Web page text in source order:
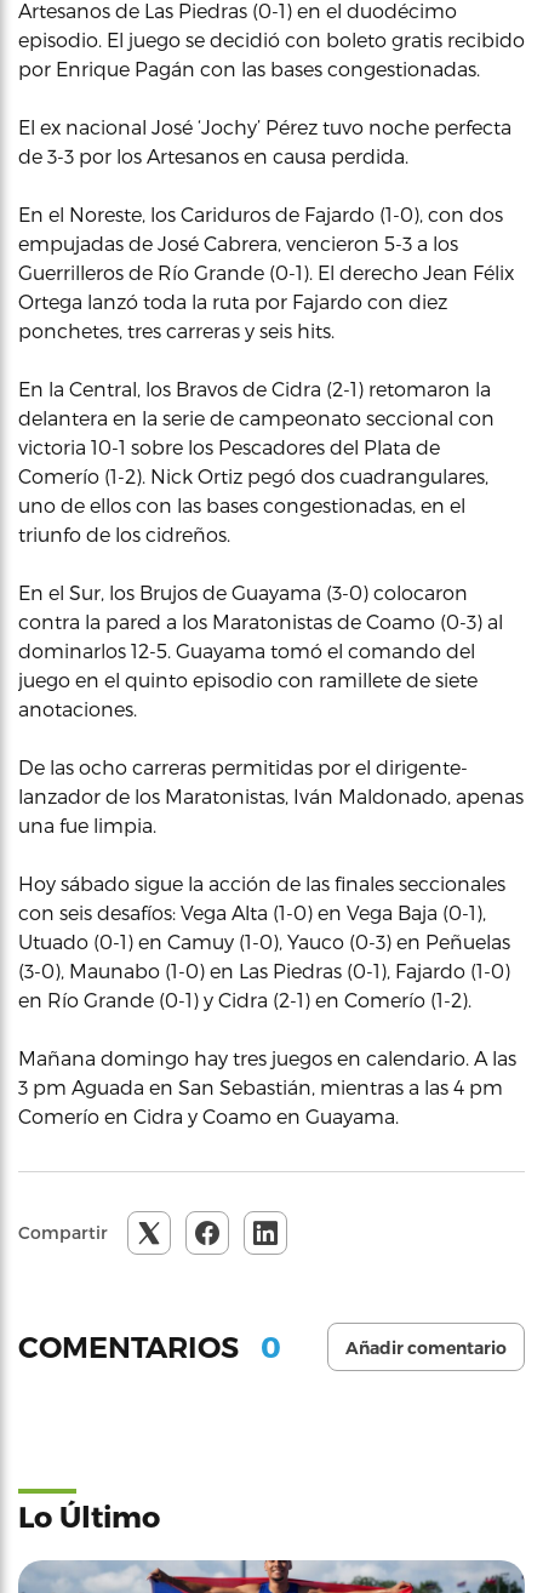
Artesanos de Las Piedras (0-1) en el duodécimo
episodio. El juego se decidió con boleto gratis recibido
por Enrique Pagán con las bases congestionadas.
El ex nacional José ‘Jochy’ Pérez tuvo noche perfecta
de 3-3 por los Artesanos en causa perdida.
En el Noreste, los Cariduros de Fajardo (1-0), con dos
empujadas de José Cabrera, vencieron 5-3 a los
Guerrilleros de Río Grande (0-1). El derecho Jean Félix
Ortega lanzó toda la ruta por Fajardo con diez
ponchetes, tres carreras y seis hits.
En la Central, los Bravos de Cidra (2-1) retomaron la
delantera en la serie de campeonato seccional con
victoria 10-1 sobre los Pescadores del Plata de
Comerío (1-2). Nick Ortiz pegó dos cuadrangulares,
uno de ellos con las bases congestionadas, en el
triunfo de los cidreños.
En el Sur, los Brujos de Guayama (3-0) colocaron
contra la pared a los Maratonistas de Coamo (0-3) al
dominarlos 12-5. Guayama tomó el comando del
juego en el quinto episodio con ramillete de siete
anotaciones.
De las ocho carreras permitidas por el dirigente-
lanzador de los Maratonistas, Iván Maldonado, apenas
una fue limpia.
Hoy sábado sigue la acción de las finales seccionales
con seis desafíos: Vega Alta (1-0) en Vega Baja (0-1),
Utuado (0-1) en Camuy (1-0), Yauco (0-3) en Peñuelas
(3-0), Maunabo (1-0) en Las Piedras (0-1), Fajardo (1-0)
en Río Grande (0-1) y Cidra (2-1) en Comerío (1-2).
Mañana domingo hay tres juegos en calendario. A las
3 pm Aguada en San Sebastián, mientras a las 4 pm
Comerío en Cidra y Coamo en Guayama.
Compartir
COMENTARIOS 0 Añadir comentario
Lo Último